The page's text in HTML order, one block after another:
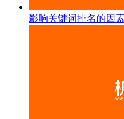
影响关键词排名的因